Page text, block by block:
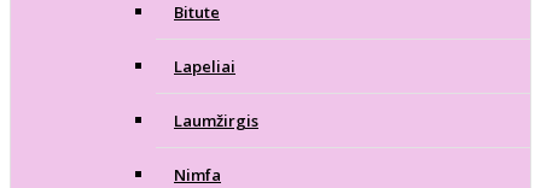
Bitute
Lapeliai
Laumžirgis
Nimfa